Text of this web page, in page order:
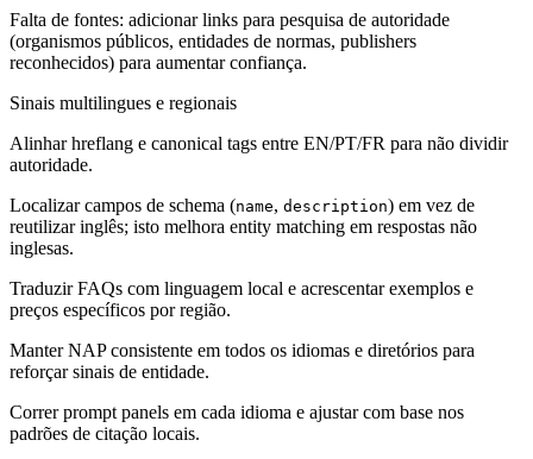
Falta de fontes: adicionar links para pesquisa de autoridade
(organismos públicos, entidades de normas, publishers
reconhecidos) para aumentar confiança.
Sinais multilingues e regionais
Alinhar hreflang e canonical tags entre EN/PT/FR para não dividir
autoridade.
Localizar campos de schema (name, description) em vez de
reutilizar inglês; isto melhora entity matching em respostas não
inglesas.
Traduzir FAQs com linguagem local e acrescentar exemplos e
preços específicos por região.
Manter NAP consistente em todos os idiomas e diretórios para
reforçar sinais de entidade.
Correr prompt panels em cada idioma e ajustar com base nos
padrões de citação locais.